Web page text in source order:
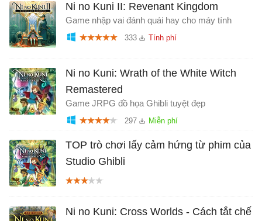
Ni no Kuni II: Revenant Kingdom
Game nhập vai đánh quái hay cho máy tính
333
Ni no Kuni: Wrath of the White Witch
Remastered
Game JRPG đồ họa Ghibli tuyệt đẹp
297
TOP trò chơi lấy cảm hứng từ phim của
Studio Ghibli
Ni no Kuni: Cross Worlds - Cách tắt chế